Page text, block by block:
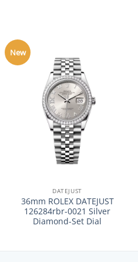
New
DATEJUST
36mm ROLEX DATEJUST
126284rbr-0021 Silver
Diamond-Set Dial